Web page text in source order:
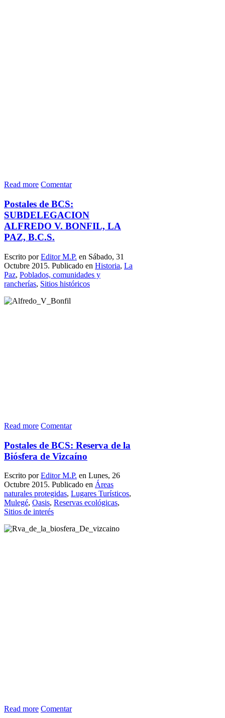
Read more Comentar
Postales de BCS:
SUBDELEGACION
ALFREDO V. BONFIL, LA
PAZ, B.C.S.
Escrito porEditor M.P. en Sábado, 31
Octubre 2015. Publicado en Historia, La
Paz, Poblados, comunidades y
rancherías, Sitios históricos
Read more Comentar
Postales de BCS: Reserva de la
Biósfera de Vizcaíno
Escrito porEditor M.P. en Lunes, 26
Octubre 2015. Publicado en Áreas
naturales protegidas, Lugares Turísticos,
Mulegé, Oasis, Reservas ecológicas,
Sitios de interés
Read more Comentar